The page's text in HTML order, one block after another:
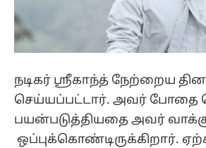
நடிகர் ஸ்ரீகாந்த் நேற்றைய
செய்யப்பட்டார். அவர் போதை
பயன்படுத்தியதை அவர்
ஒப்புக்கொண்டிருக்கிறார்.